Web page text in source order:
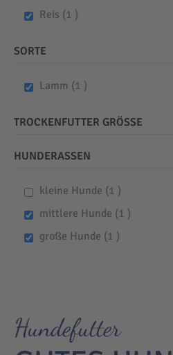
Reis 1 item
SORTE
Lamm 1 item
TROCKENFUTTER GRÖSSE
HUNDERASSEN
kleine Hunde 1 item
mittlere Hunde 1 item
große Hunde 1 item
Hundefutter